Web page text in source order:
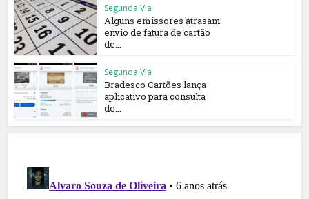
Segunda Via
Alguns emissores atrasam
envio de fatura de cartão
de...
Segunda Via
Bradesco Cartões lança
aplicativo para consulta
de...